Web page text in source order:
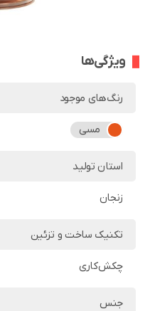
ویژگی‌ها
رنگ‌های موجود
مسی
استان تولید
زنجان
تکنیک ساخت و تزئین
چکش‌کاری
جنس